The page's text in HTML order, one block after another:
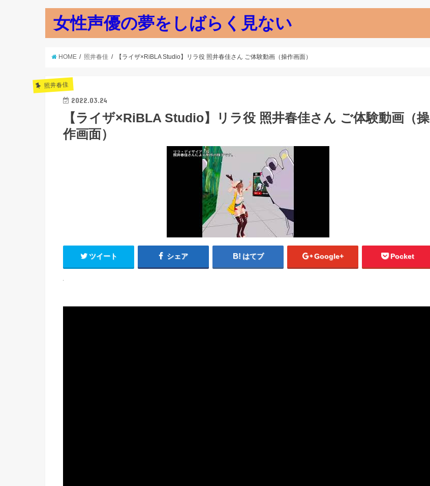
女性声優の夢をしばらく見ない
HOME 照井春佳 【ライザ×RiBLA Studio】リラ役 照井春佳さん ご体験動画（操作画面）
照井春佳
2022.03.24
【ライザ×RiBLA Studio】リラ役 照井春佳さん ご体験動画（操
作画面）
ツイート シェア はてブ Google+ Pocket